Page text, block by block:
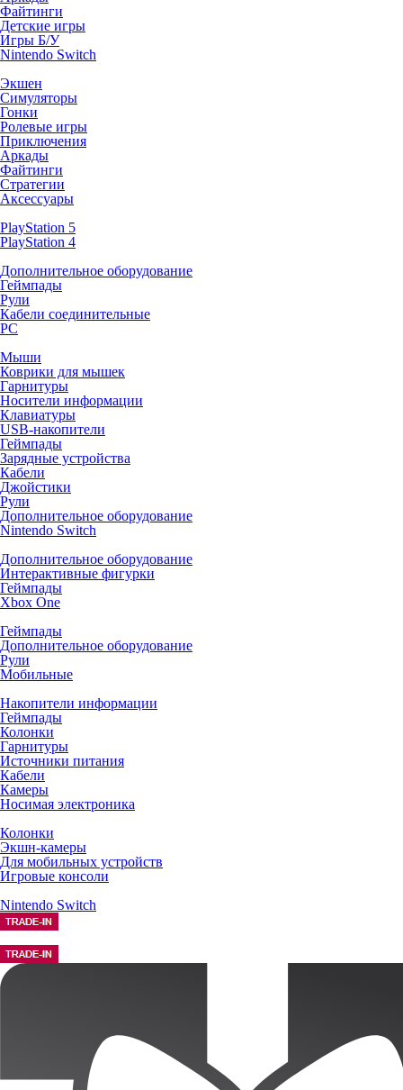
Файтинги
Детские игры
Игры Б/У
Nintendo Switch
Экшен
Симуляторы
Гонки
Ролевые игры
Приключения
Аркады
Файтинги
Стратегии
Аксессуары
PlayStation 5
PlayStation 4
Дополнительное оборудование
Геймпады
Рули
Кабели соединительные
PC
Мыши
Коврики для мышек
Гарнитуры
Носители информации
Клавиатуры
USB-накопители
Геймпады
Зарядные устройства
Кабели
Джойстики
Рули
Дополнительное оборудование
Nintendo Switch
Дополнительное оборудование
Интерактивные фигурки
Геймпады
Xbox One
Геймпады
Дополнительное оборудование
Рули
Мобильные
Накопители информации
Геймпады
Колонки
Гарнитуры
Источники питания
Кабели
Камеры
Носимая электроника
Колонки
Экшн-камеры
Для мобильных устройств
Игровые консоли
Nintendo Switch